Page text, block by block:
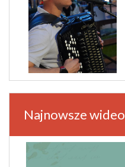
Najnowsze wideo